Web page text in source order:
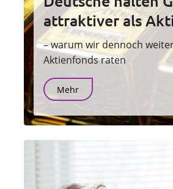
attraktiver als
– warum wir dennoch
Aktienfonds raten
Mehr